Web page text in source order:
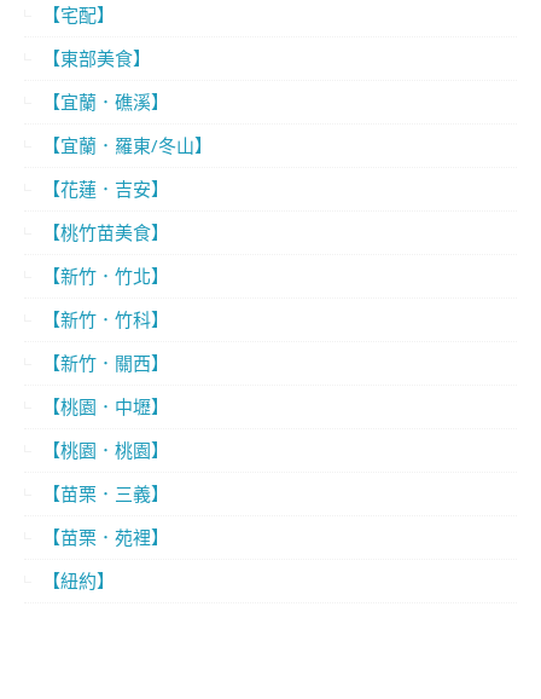
【宅配】
【東部美食】
【宜蘭．礁溪】
【宜蘭．羅東/冬山】
【花蓮．吉安】
【桃竹苗美食】
【新竹．竹北】
【新竹．竹科】
【新竹．關西】
【桃園．中壢】
【桃園．桃園】
【苗栗．三義】
【苗栗．苑裡】
【紐約】